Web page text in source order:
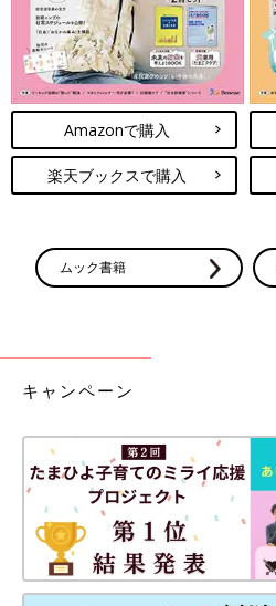
Amazonで購入
楽天ブックスで購入
ムック書籍
キャンペーン